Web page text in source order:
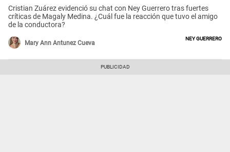
Cristian Zuárez evidenció su chat con Ney Guerrero tras fuertes
críticas de Magaly Medina. ¿Cuál fue la reacción que tuvo el amigo
de la conductora?
Mary Ann Antunez Cueva
Ney Guerrero